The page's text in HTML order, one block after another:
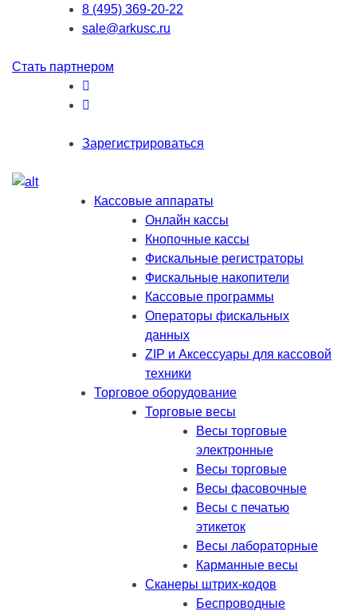
8 (495) 369-20-22
sale@arkusc.ru
Стать партнером
Зарегистрироваться
Кассовые аппараты
Онлайн кассы
Кнопочные кассы
Фискальные регистраторы
Фискальные накопители
Кассовые программы
Операторы фискальных
данных
ZIP и Аксессуары для кассовой
техники
Торговое оборудование
Торговые весы
Весы торговые
электронные
Весы торговые
Весы фасовочные
Весы с печатью
этикеток
Весы лабораторные
Карманные весы
Сканеры штрих-кодов
Беспроводные